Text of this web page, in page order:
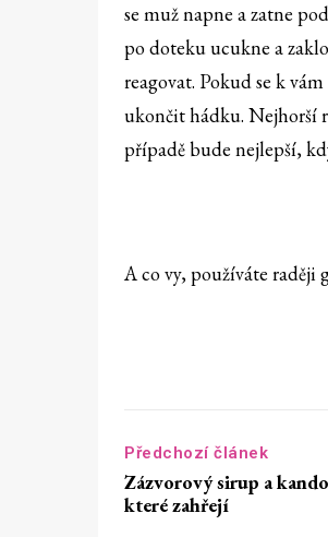
se muž napne a zatne
po doteku ucukne a
reagovat. Pokud se k
ukončit hádku. Nejhorší
případě bude nejlepší,
A co vy, používáte raději
Předchozí článek
Zázvorový sirup a
které zahřejí